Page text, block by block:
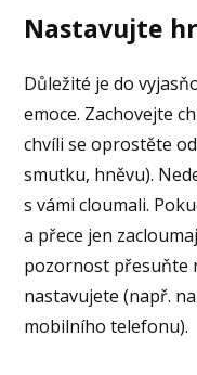
Nastavujte
Důležité je do
emoce. Zachovejte
chvíli se oprostěte
smutku, hněvu).
s vámi cloumali.
a přece jen
pozornost přesuňte
nastavujete (např.
mobilního telefonu).